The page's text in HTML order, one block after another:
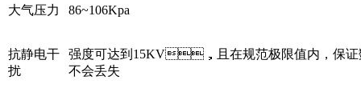
大气压力 86~106Kpa
抗静电干
扰
强度可达到15KV，且在规范极限值内，保
不会丢失